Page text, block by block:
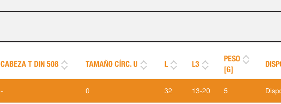
CABEZA T DIN 508 TAMAÑO CÍRC. U L L3
PESO
[G]
- 0 32 13-20 5